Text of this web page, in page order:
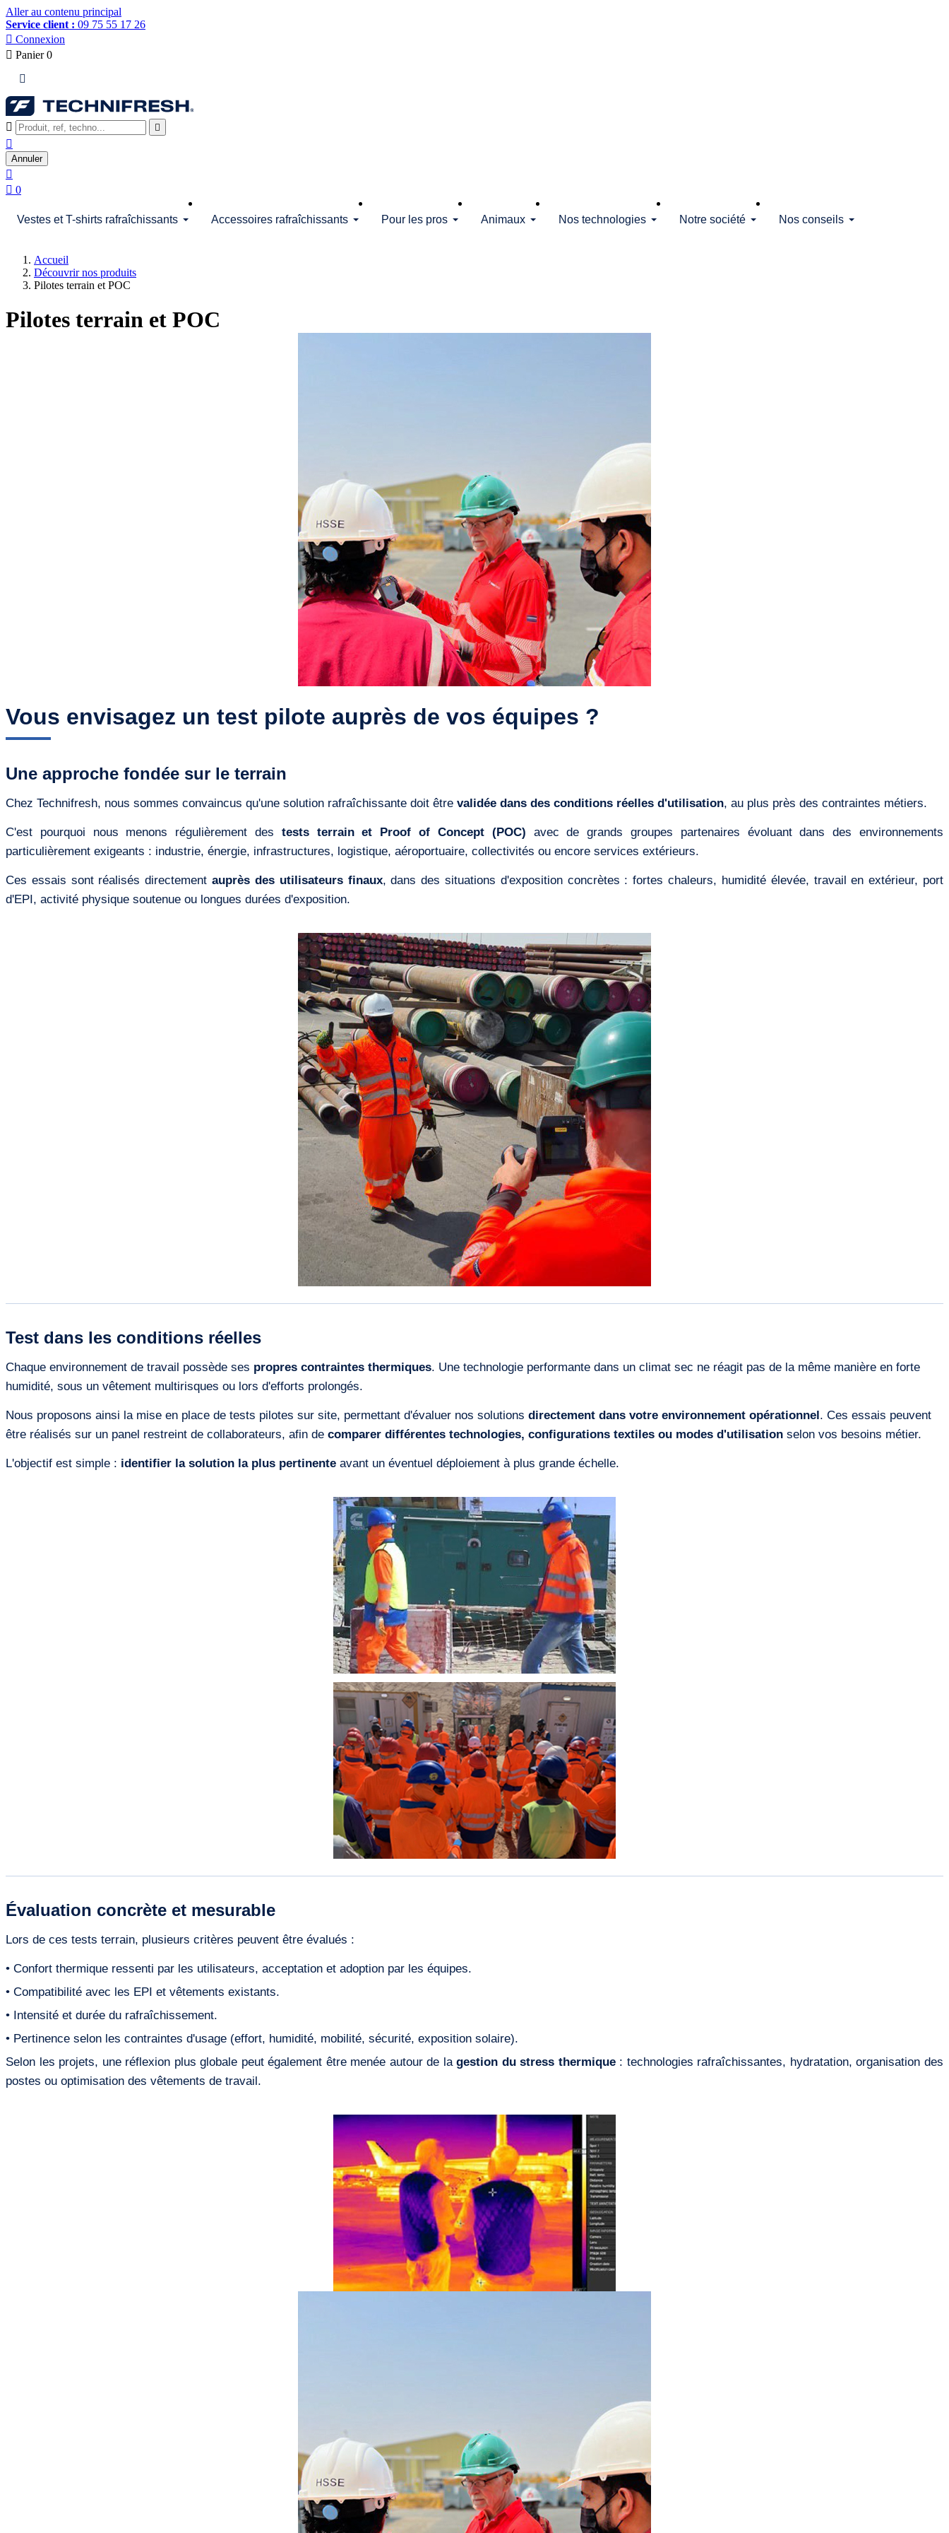
Aller au contenu principal
Service client : 09 75 55 17 26
 Connexion
 Panier 0

 

Annuler

 0
Vestes et T-shirts rafraîchissants Accessoires rafraîchissants Pour les pros Animaux Nos technologies Notre société Nos conseils
Accueil
Découvrir nos produits
Pilotes terrain et POC
Pilotes terrain et POC
Vous envisagez un test pilote auprès de vos équipes ?
Une approche fondée sur le terrain
Chez Technifresh, nous sommes convaincus qu'une solution rafraîchissante doit être validée dans des conditions réelles d'utilisation, au plus près des contraintes métiers.
C'est pourquoi nous menons régulièrement des tests terrain et Proof of Concept (POC) avec de grands groupes partenaires évoluant dans des environnements
particulièrement exigeants : industrie, énergie, infrastructures, logistique, aéroportuaire, collectivités ou encore services extérieurs.
Ces essais sont réalisés directementauprès des utilisateurs finaux, dans des situations d'exposition concrètes : fortes chaleurs, humidité élevée, travail en extérieur, port
d'EPI, activité physique soutenue ou longues durées d'exposition.
Test dans les conditions réelles
Chaque environnement de travail possède ses propres contraintes thermiques. Une technologie performante dans un climat sec ne réagit pas de la même manière en forte
humidité, sous un vêtement multirisques ou lors d'efforts prolongés.
Nous proposons ainsi la mise en place de tests pilotes sur site, permettant d'évaluer nos solutions directement dans votre environnement opérationnel . Ces essais peuvent
être réalisés sur un panel restreint de collaborateurs, afin de comparer différentes technologies, configurations textiles ou modes d'utilisation selon vos besoins métier.
L'objectif est simple : identifier la solution la plus pertinente avant un éventuel déploiement à plus grande échelle.
Évaluation concrète et mesurable
Lors de ces tests terrain, plusieurs critères peuvent être évalués :
• Confort thermique ressenti par les utilisateurs, acceptation et adoption par les équipes.
• Compatibilité avec les EPI et vêtements existants.
• Intensité et durée du rafraîchissement.
• Pertinence selon les contraintes d'usage (effort, humidité, mobilité, sécurité, exposition solaire).
Selon les projets, une réflexion plus globale peut également être menée autour de lagestion du stress thermique: technologies rafraîchissantes, hydratation, organisation des
postes ou optimisation des vêtements de travail.